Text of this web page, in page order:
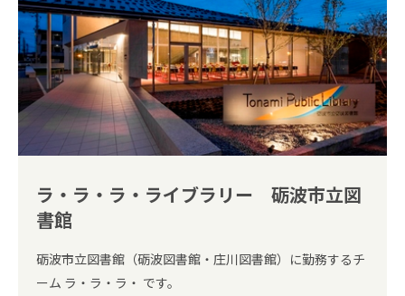
ラ・ラ・ラ・ライブラリー 砺波市立図
書館
砺波市立図書館（砺波図書館・庄川図書館）に勤務するチ
ーム ラ・ラ・ラ・ です。